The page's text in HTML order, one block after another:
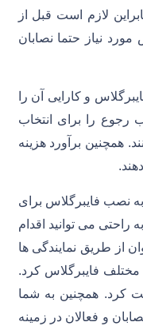
لازم است قبل از
مورد نیاز حتما نصابان
و کارایی آن را
رجوع را برای انتخاب
همچنین برآورد هزینه
به نصب فایبرگلاس برای
راحتی می توانید اقدام
از طریق نمایندگی ها
مختلف فایبرگلاس کرد.
کرد. همچنین به شما
و فعالان در زمینه